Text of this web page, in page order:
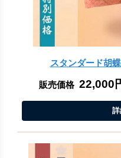
スタンダード胡
販売価格 22,000